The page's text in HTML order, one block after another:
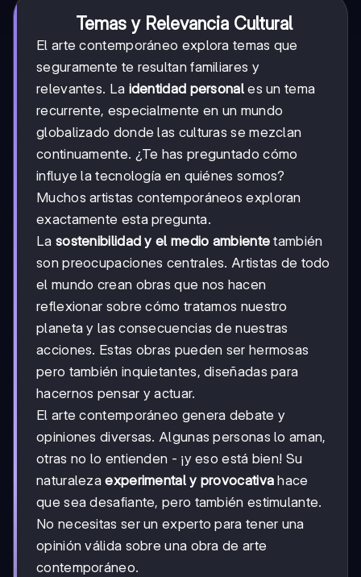
Temas y Relevancia Cultural
El arte contemporáneo explora temas que
seguramente te resultan familiares y
relevantes. La identidad personales un tema
recurrente, especialmente en un mundo
globalizado donde las culturas se mezclan
continuamente. ¿Te has preguntado cómo
influye la tecnología en quiénes somos?
Muchos artistas contemporáneos exploran
exactamente esta pregunta.
La sostenibilidad y el medio ambiente también
son preocupaciones centrales. Artistas de todo
el mundo crean obras que nos hacen
reflexionar sobre cómo tratamos nuestro
planeta y las consecuencias de nuestras
acciones. Estas obras pueden ser hermosas
pero también inquietantes, diseñadas para
hacernos pensar y actuar.
El arte contemporáneo genera debate y
opiniones diversas. Algunas personas lo aman,
otras no lo entienden - ¡y eso está bien! Su
naturalezaexperimental y provocativa hace
que sea desafiante, pero también estimulante.
No necesitas ser un experto para tener una
opinión válida sobre una obra de arte
contemporáneo.